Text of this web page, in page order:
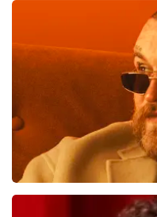
laatste 30 minuten
BESTEL NU
Teddy Swims